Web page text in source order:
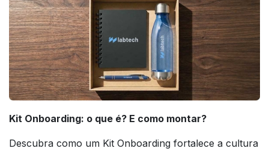
Kit Onboarding: o que é? E como montar?
Descubra como um Kit Onboarding fortalece a cultura